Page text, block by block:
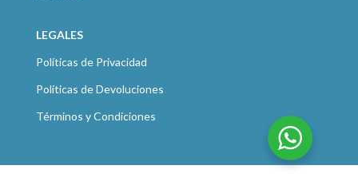
LEGALES
Políticas de Privacidad
Políticas de Devoluciones
Términos y Condiciones